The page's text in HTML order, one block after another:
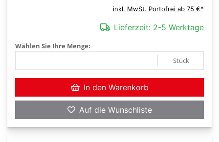
inkl. MwSt. Portofrei ab 75 €*
Lieferzeit: 2-5 Werktage
Wählen Sie Ihre Menge:
Stück
In den Warenkorb
Auf die Wunschliste